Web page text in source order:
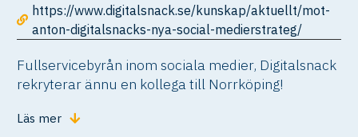
https://www.digitalsnack.se/kunskap/aktuellt/mot-
anton-digitalsnacks-nya-social-medierstrateg/
Fullservicebyrån inom sociala medier, Digitalsnack
rekryterar ännu en kollega till Norrköping!
Läs mer